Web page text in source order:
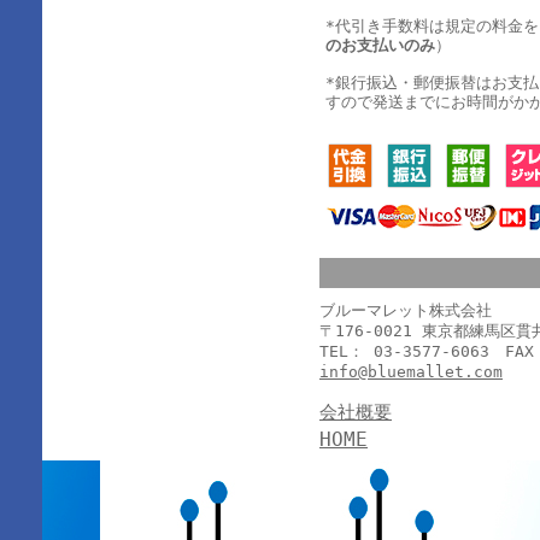
*代引き手数料は規定の料金
のお支払いのみ）
*銀行振込・郵便振替はお支
すので発送までにお時間がか
ブルーマレット株式会社
〒176-0021 東京都練馬区貫
TEL： 03-3577-6063
info@bluemallet.com
会社概要
HOME